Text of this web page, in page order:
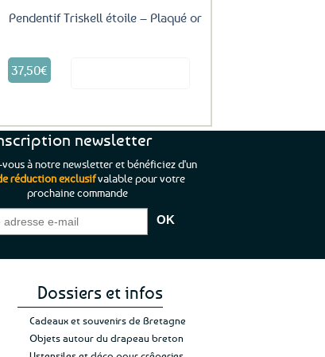
Pendentif Triskell étoile – Plaqué or
37,50€
pas
achat et
Jade C.
“C’est agréable et tout aussi rassurant
de constater qu’il n’y a pas de petite
commande, mais un client à satisfaire.”
newsletter
vous à notre newsletter et bénéficiez d'un
réduction exclusifvalable pour votre
prochaine commande
Dossiers et infos
Cadeaux et souvenirs de Bretagne
Objets autour du drapeau breton